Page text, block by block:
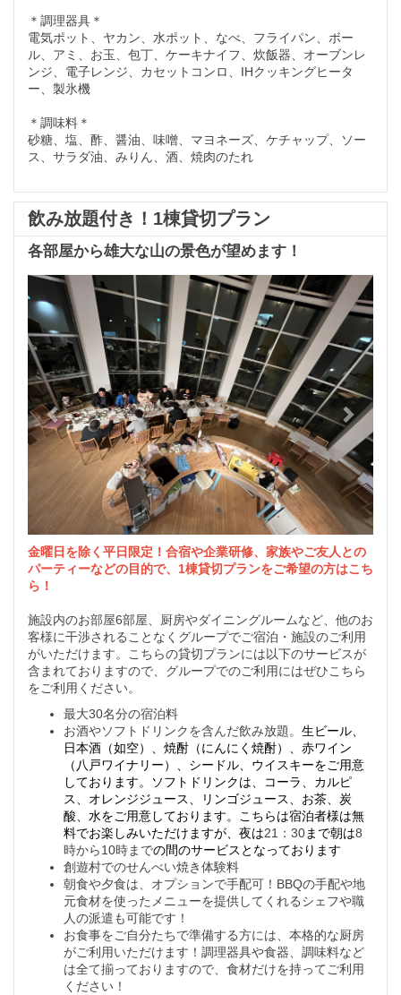
＊調理器具＊
電気ポット、ヤカン、水ポット、なべ、フライパン、ボー
ル、アミ、お玉、包丁、ケーキナイフ、炊飯器、オーブンレ
ンジ、電子レンジ、カセットコンロ、IHクッキングヒータ
ー、製氷機
＊調味料＊
砂糖、塩、酢、醤油、味噌、マヨネーズ、ケチャップ、ソー
ス、サラダ油、みりん、酒、焼肉のたれ
飲み放題付き！1棟貸切プラン
各部屋から雄大な山の景色が望めます！
Previous Next
金曜日を除く平日限定！合宿や企業研修、家族やご友人との
パーティーなどの目的で、1棟貸切プランをご希望の方はこち
ら！
施設内のお部屋6部屋、厨房やダイニングルームなど、他のお
客様に干渉されることなくグループでご宿泊・施設のご利用
がいただけます。こちらの貸切プランには以下のサービスが
含まれておりますので、グループでのご利用にはぜひこちら
をご利用ください。
最大30名分の宿泊料
お酒やソフトドリンクを含んだ飲み放題。 生ビール、
日本酒（如空）、焼酎（にんにく焼酎）、赤ワイン
（八戸ワイナリー）、シードル、ウイスキーをご用意
しております。ソフトドリンクは、コーラ、カルピ
ス、オレンジジュース、リンゴジュース、お茶、炭
酸、水をご用意しております。こちらは宿泊者様は無
料でお楽しみいただけますが、夜は21：30まで朝は8
時から10時までの間のサービスとなっております
創遊村でのせんべい焼き体験料
朝食や夕食は、オプションで手配可！BBQの手配や地
元食材を使ったメニューを提供してくれるシェフや職
人の派遣も可能です！
お食事をご自分たちで準備する方には、本格的な厨房
がご利用いただけます！調理器具や食器、調味料など
は全て揃っておりますので、食材だけを持ってご利用
ください！